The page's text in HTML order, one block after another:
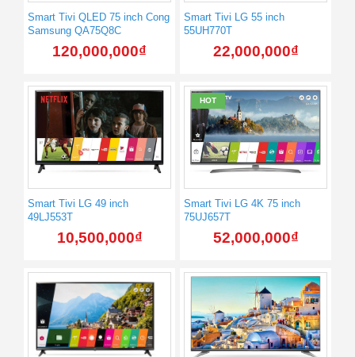
Smart Tivi QLED 75 inch Cong
Samsung QA75Q8C
120,000,000₫
Smart Tivi LG 55 inch
55UH770T
22,000,000₫
Smart Tivi LG 49 inch
49LJ553T
10,500,000₫
HOT
Smart Tivi LG 4K 75 inch
75UJ657T
52,000,000₫